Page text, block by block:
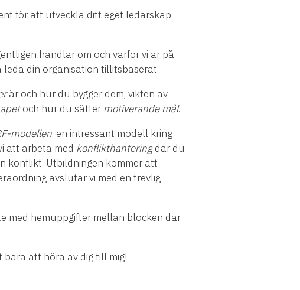
för att utveckla ditt eget ledarskap,
handlar om och varför vi är på
din organisation tillitsbaserat.
är och hur du bygger dem, vikten av
och hur du sättermotiverande mål.
modellen, en intressant modell kring
att arbeta med konflikthanteringdär du
konflikt. Utbildningen kommer att
avslutar vi med en trevlig
med hemuppgifter mellan blocken där
att höra av dig till mig!